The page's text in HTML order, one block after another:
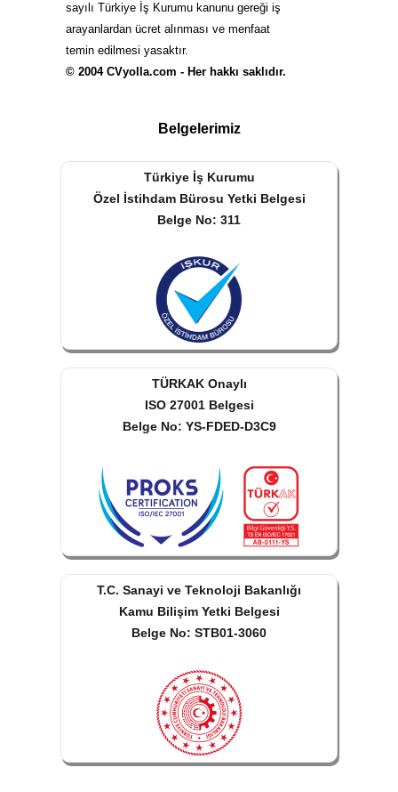
sayılı Türkiye İş Kurumu kanunu gereği iş
arayanlardan ücret alınması ve menfaat
temin edilmesi yasaktır.
© 2004 CVyolla.com - Her hakkı saklıdır.
Belgelerimiz
Türkiye İş Kurumu
Özel İstihdam Bürosu Yetki Belgesi
Belge No: 311
TÜRKAK Onaylı
ISO 27001 Belgesi
Belge No: YS-FDED-D3C9
T.C. Sanayi ve Teknoloji Bakanlığı
Kamu Bilişim Yetki Belgesi
Belge No: STB01-3060